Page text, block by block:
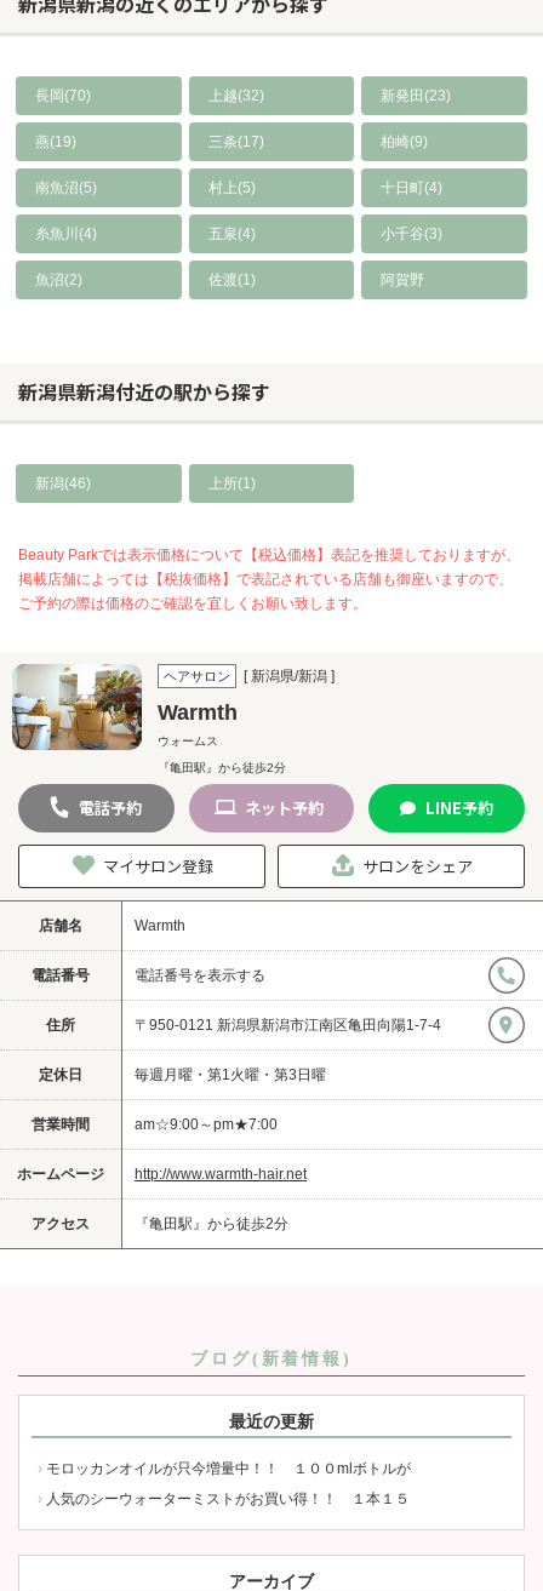
長岡(70) 上越(32) 新発田(23)
燕(19) 三条(17) 柏崎(9)
南魚沼(5) 村上(5) 十日町(4)
糸魚川(4) 五泉(4) 小千谷(3)
魚沼(2) 佐渡(1) 阿賀野
新潟県新潟付近の駅から探す
新潟(46) 上所(1)
Beauty Parkでは表示価格について【税込価格】表記を推奨しておりますが、
掲載店舗によっては【税抜価格】で表記されている店舗も御座いますので、
ご予約の際は価格のご確認を宜しくお願い致します。
ヘアサロン [ 新潟県/新潟 ]
Warmth
ウォームス
『亀田駅』から徒歩2分
電話予約 ネット予約 LINE予約
マイサロン登録 サロンをシェア
店舗名 Warmth
電話番号 電話番号を表示する
住所 〒950-0121 新潟県新潟市江南区亀田向陽1-7-4
定休日 毎週月曜・第1火曜・第3日曜
営業時間 am☆9:00～pm★7:00
ホームページ http://www.warmth-hair.net
アクセス 『亀田駅』から徒歩2分
ブログ(新着情報)
最近の更新
モロッカンオイルが只今増量中！！ １００mlボトルが
人気のシーウォーターミストがお買い得！！ １本１５
アーカイブ